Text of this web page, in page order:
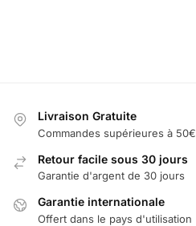
Livraison Gratuite
Commandes supérieures à 50€
Retour facile sous 30 jours
Garantie d'argent de 30 jours
Garantie internationale
Offert dans le pays d'utilisation